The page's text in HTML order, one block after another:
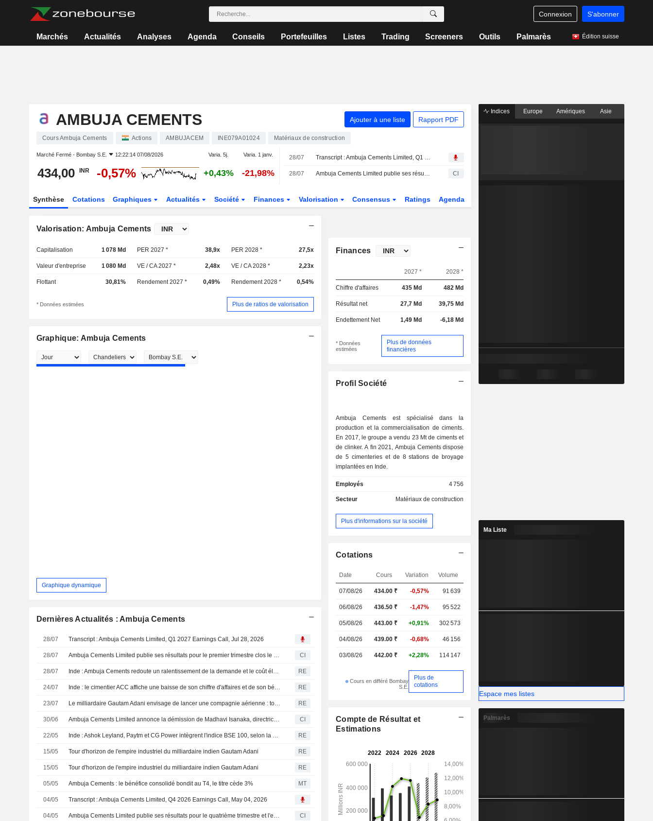
Connexion S'abonner
Marchés Actualités Analyses Agenda Conseils Portefeuilles Listes Trading Screeners Outils Palmarès Édition suisse
AMBUJA CEMENTS Ajouter à une liste Rapport PDF
Cours Ambuja Cements Actions AMBUJACEM INE079A01024 Matériaux de construction
Marché Fermé - Bombay S.E. 12:22:14 07/08/2026 Varia. 5j. Varia. 1 janv.
434,00 INR -0,57% +0,43% -21,98%
28/07 Transcript : Ambuja Cements Limited, Q1 2027 Earnings Call, Jul 28, 2026
28/07 Ambuja Cements Limited publie ses résultats pour le premier trimestre clos le 30 juin 2026 CI
Synthèse Cotations Graphiques Actualités Société Finances Valorisation Consensus Ratings Agenda
Valorisation: Ambuja Cements
Capitalisation 1 078 Md PER 2027 * 38,9x PER 2028 * 27,5x
Valeur d'entreprise 1 080 Md VE / CA 2027 * 2,48x VE / CA 2028 * 2,23x
Flottant 30,81% Rendement 2027 * 0,49% Rendement 2028 * 0,54%
* Données estimées Plus de ratios de valorisation
Graphique: Ambuja Cements
Graphique dynamique
Dernières Actualités : Ambuja Cements
28/07 Transcript : Ambuja Cements Limited, Q1 2027 Earnings Call, Jul 28, 2026
28/07 Ambuja Cements Limited publie ses résultats pour le premier trimestre clos le 30 juin 2026 CI
28/07 Inde : Ambuja Cements redoute un ralentissement de la demande et le coût élevé des carburants au deuxième trimestre RE
24/07 Inde : le cimentier ACC affiche une baisse de son chiffre d'affaires et de son bénéfice trimestriels, la hausse des coûts pesant sur les marges RE
23/07 Le milliardaire Gautam Adani envisage de lancer une compagnie aérienne : tour d'horizon de son empire RE
30/06 Ambuja Cements Limited annonce la démission de Madhavi Isanaka, directrice du numérique, avec effet au 30 juin 2026 CI
22/05 Inde : Ashok Leyland, Paytm et CG Power intègrent l'indice BSE 100, selon la bourse de Bombay RE
15/05 Tour d'horizon de l'empire industriel du milliardaire indien Gautam Adani RE
15/05 Tour d'horizon de l'empire industriel du milliardaire indien Gautam Adani RE
05/05 Ambuja Cements : le bénéfice consolidé bondit au T4, le titre cède 3% MT
04/05 Transcript : Ambuja Cements Limited, Q4 2026 Earnings Call, May 04, 2026
04/05 Ambuja Cements Limited publie ses résultats pour le quatrième trimestre et l'exercice clos le 31 mars 2026 CI
Finances
2027 * 2028 *
Chiffre d'affaires 435 Md 482 Md
Résultat net 27,7 Md 39,75 Md
Endettement Net 1,49 Md -6,18 Md
* Données
estimées
Plus de données
financières
Profil Société
Ambuja Cements est spécialisé dans la
production et la commercialisation de ciments.
En 2017, le groupe a vendu 23 Mt de ciments et
de clinker. A fin 2021, Ambuja Cements dispose
de 5 cimenteries et de 8 stations de broyage
implantées en Inde.
Employés 4 756
Secteur Matériaux de construction
Plus d'informations sur la société
Cotations
Date Cours Variation Volume
07/08/26 434.00 ₹ -0,57% 91 639
06/08/26 436.50 ₹ -1,47% 95 522
05/08/26 443.00 ₹ +0,91% 302 573
04/08/26 439.00 ₹ -0,68% 46 156
03/08/26 442.00 ₹ +2,28% 114 147
Cours en différé Bombay
S.E.
Plus de
cotations
Compte de Résultat et
Estimations
Indices Europe Amériques Asie
Ma Liste
Espace mes listes
Palmarès